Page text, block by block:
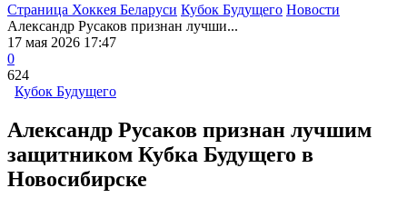
Страница Хоккея Беларуси Кубок Будущего Новости
Александр Русаков признан лучши...
17 мая 2026 17:47
0
624
Кубок Будущего
Александр Русаков признан лучшим
защитником Кубка Будущего в
Новосибирске